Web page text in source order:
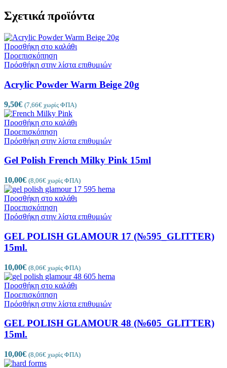
Σχετικά προϊόντα
Προσθήκη στο καλάθι
Προεπισκόπηση
Πρόσθήκη στην λίστα επιθυμιών
Acrylic Powder Warm Beige 20g
9,50€ (7,66€ χωρίς ΦΠΑ)
Προσθήκη στο καλάθι
Προεπισκόπηση
Πρόσθήκη στην λίστα επιθυμιών
Gel Polish French Milky Pink 15ml
10,00€ (8,06€ χωρίς ΦΠΑ)
Προσθήκη στο καλάθι
Προεπισκόπηση
Πρόσθήκη στην λίστα επιθυμιών
GEL POLISH GLAMOUR 17 (№595_GLITTER)
15ml.
10,00€ (8,06€ χωρίς ΦΠΑ)
Προσθήκη στο καλάθι
Προεπισκόπηση
Πρόσθήκη στην λίστα επιθυμιών
GEL POLISH GLAMOUR 48 (№605_GLITTER)
15ml.
10,00€ (8,06€ χωρίς ΦΠΑ)